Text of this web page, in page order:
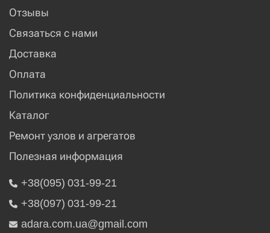
Отзывы
Связаться с нами
Доставка
Оплата
Политика конфиденциальности
Каталог
Ремонт узлов и агрегатов
Полезная информация
+38(095) 031-99-21
+38(097) 031-99-21
adara.com.ua@gmail.com